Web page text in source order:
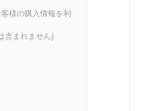
様の購入情報を利
含まれません)